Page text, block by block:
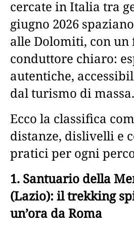
cercate in Italia tra
giugno 2026
alle Dolomiti, con un
conduttore chiaro:
autentiche,
dal turismo di massa.
Ecco la classifica
distanze, dislivelli e
pratici per ogni
1. Santuario della
(Lazio): il trekking
un’ora da Roma